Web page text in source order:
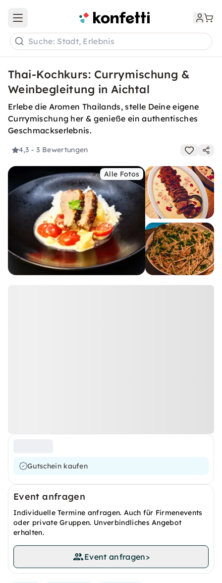
Open main menu
Suche: Stadt, Erlebnis
Thai-Kochkurs: Currymischung &
Weinbegleitung in Aichtal
Erlebe die Aromen Thailands, stelle Deine eigene
Currymischung her & genieße ein authentisches
Geschmackserlebnis.
4,3 - 3 Bewertungen
Alle Fotos
Gutschein kaufen
Event anfragen
Individuelle Termine anfragen. Auch für Firmenevents
oder private Gruppen. Unverbindliches Angebot
erhalten.
Event anfragen>